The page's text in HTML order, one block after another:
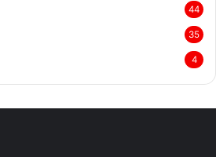
44
35
4